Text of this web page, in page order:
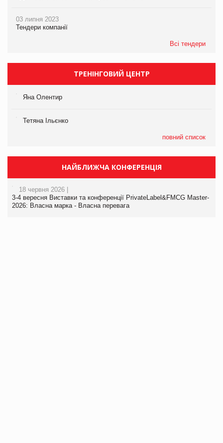
03 липня 2023
Тендери компанії
Всі тендери
ТРЕНІНГОВИЙ ЦЕНТР
Яна Олентир
Тетяна Ільєнко
повний список
НАЙБЛИЖЧА КОНФЕРЕНЦІЯ
18 червня 2026 |
3-4 вересня Виставки та конференції PrivateLabel&FMCG Master-
2026: Власна марка - Власна перевага